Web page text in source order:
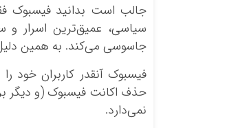
جالب است بدانید فیسبوک
سیاسی، عمیق‌ترین اسرار
جاسوسی می‌کند. به همین دلیل
فیسبوک آنقدر کاربران خود
حذف اکانت فیسبوک (و دیگر
نمی‌دارد.